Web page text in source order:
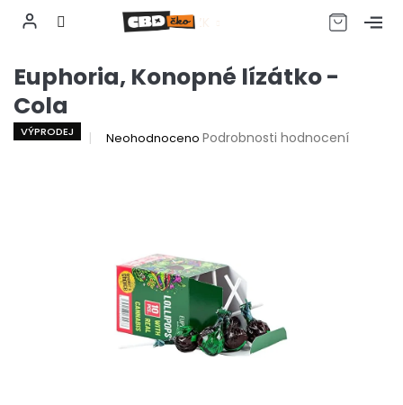
obsah
CZK
Euphoria, Konopné lízátko -
Cola
VÝPRODEJ
Průměrné
hvězdiček.
Neohodnoceno Podrobnosti hodnocení